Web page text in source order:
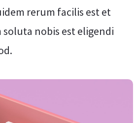
rerum facilis est et
nobis est eligendi